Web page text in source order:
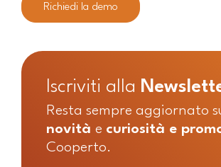
Richiedi la demo
Iscriviti alla
Resta sempre aggiornato
novità e curiosità e
Cooperto.